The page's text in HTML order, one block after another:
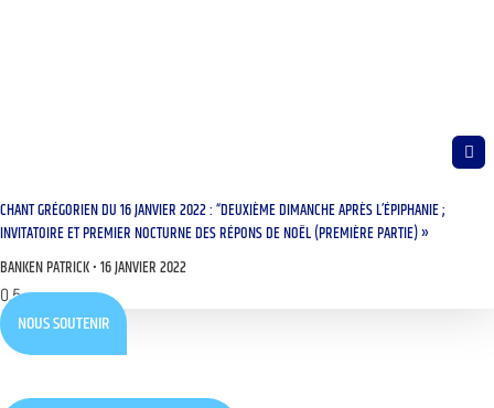
CHANT GRÉGORIEN DU 16 JANVIER 2022 : “DEUXIÈME DIMANCHE APRÈS L’ÉPIPHANIE ;
INVITATOIRE ET PREMIER NOCTURNE DES RÉPONS DE NOËL (PREMIÈRE PARTIE) »
BANKEN PATRICK 16 JANVIER 2022
NOUS SOUTENIR